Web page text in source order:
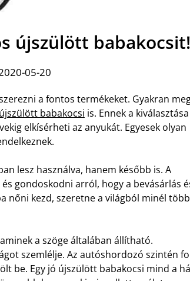
újszülött babakocsit!
05-20
a fontos termékeket. Gyakran
babakocsi is. Ennek a kiválasztása
elkísérheti az anyukát. Egyesek olyan
lesz használva, hanem később is. A
gondoskodni arról, hogy a bevásárlás
nőni kezd, szeretne a világból minél több
a szöge általában állítható.
szemlélje. Az autóshordozó szintén
be. Egy jó újszülött babakocsi mind a